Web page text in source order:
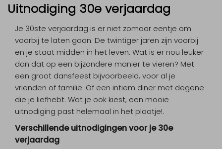
Uitnodiging 30e verjaardag
Je 30ste verjaardag is er niet zomaar eentje om
voorbij te laten gaan. De twintiger jaren zijn voorbij
en je staat midden in het leven. Wat is er nou leuker
dan dat op een bijzondere manier te vieren? Met
een groot dansfeest bijvoorbeeld, voor al je
vrienden of familie. Of een intiem diner met degene
die je liefhebt. Wat je ook kiest, een mooie
uitnodiging past helemaal in het plaatje!.
Verschillende uitnodigingen voor je 30e
verjaardag